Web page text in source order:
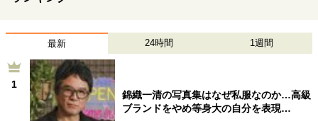
最新 24時間 1週間
1
錦織一清の写真集はなぜ私服なのか…高級
ブランドをやめ等身大の自分を表現…